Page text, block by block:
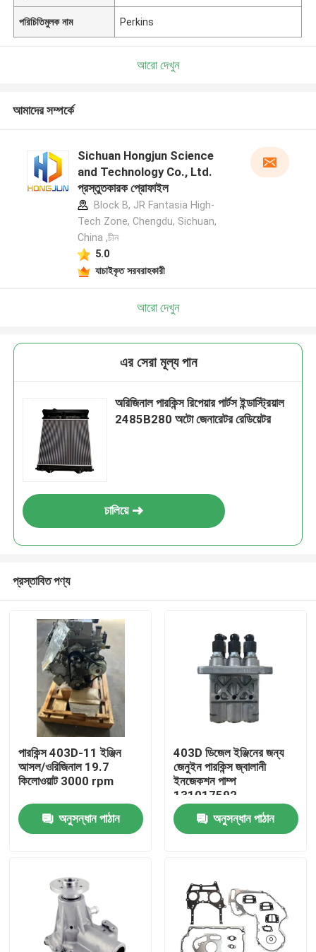
আমাদের সম্পর্কে
পরিচিতিমুলক নাম Perkins
আরো দেখুন
আমাদের সম্পর্কে
Sichuan Hongjun Science
and Technology Co., Ltd.
প্রস্তুতকারক প্রোফাইল
Block B, JR Fantasia High-
Tech Zone, Chengdu, Sichuan,
China ,চীন
5.0
যাচাইকৃত সরবরাহকারী
আরো দেখুন
এর সেরা মূল্য পান
অরিজিনাল পারকিন্স রিপেয়ার পার্টস ইন্ডাস্ট্রিয়াল
2485B280 অটো জেনারেটর রেডিয়েটর
চালিয়ে
প্রস্তাবিত পণ্য
পারকিন্স 403D-11 ইঞ্জিন
আসল/ওরিজিনাল 19.7
কিলোওয়াট 3000 rpm
অনুসন্ধান পাঠান
403D ডিজেল ইঞ্জিনের জন্য
জেনুইন পারকিন্স জ্বালানী
ইনজেকশন পাম্প
131017592
অনুসন্ধান পাঠান